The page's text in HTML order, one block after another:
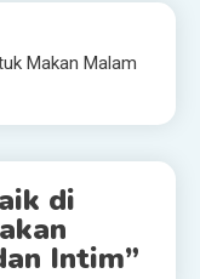
Makan Malam
di
Intim”